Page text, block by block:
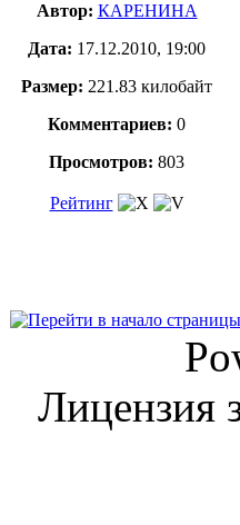
Автор: КАРЕНИНА
Дата: 17.12.2010, 19:00
Размер: 221.83 килобайт
Комментариев: 0
Просмотров: 803
Рейтинг
Лицензия